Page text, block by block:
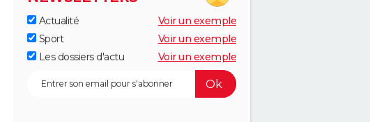
Actualité
Voir un exemple
Sport
Voir un exemple
Les dossiers d'actu
Voir un exemple